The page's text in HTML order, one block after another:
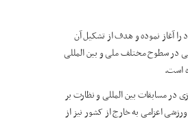
فعالیت خود را آغاز نموده و هدف از تشکیل آن
در سطوح مختلف ملی و بین المللی
است.
در مسابقات بین المللی و نظارت بر
اعزامی به خارج از کشور نیز از